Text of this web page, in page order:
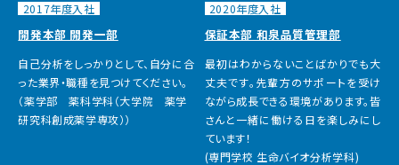
2017年度入社
開発本部 開発一部
自己分析をしっかりとして、自分に合
った業界・職種を見つけてください。
（薬学部 薬科学科（大学院 薬学
研究科創成薬学専攻））
2020年度入社
保証本部 和泉品質管理部
最初はわからないことばかりでも大
丈夫です。先輩方のサポートを受け
ながら成長できる環境があります。皆
さんと一緒に働ける日を楽しみにし
ています！
(専門学校 生命バイオ分析学科)